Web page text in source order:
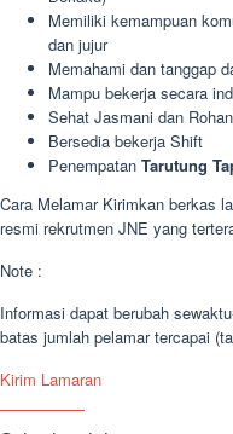
Memiliki kemampuan
dan jujur
Memahami dan tanggap
Mampu bekerja secara
Sehat Jasmani dan
Bersedia bekerja Shift
Penempatan Tarutung
Cara Melamar Kirimkan berkas
resmi rekrutmen JNE yang
Note :
Informasi dapat berubah
batas jumlah pelamar tercapai
Kirim Lamaran